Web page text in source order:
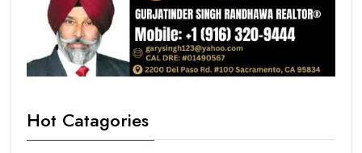
Hot Catagories